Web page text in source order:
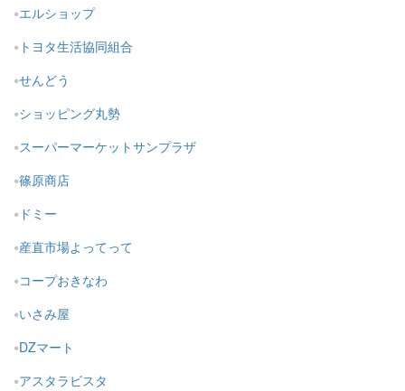
エルショップ
トヨタ生活協同組合
せんどう
ショッピング丸勢
スーパーマーケットサンプラザ
篠原商店
ドミー
産直市場よってって
コープおきなわ
いさみ屋
DZマート
アスタラビスタ